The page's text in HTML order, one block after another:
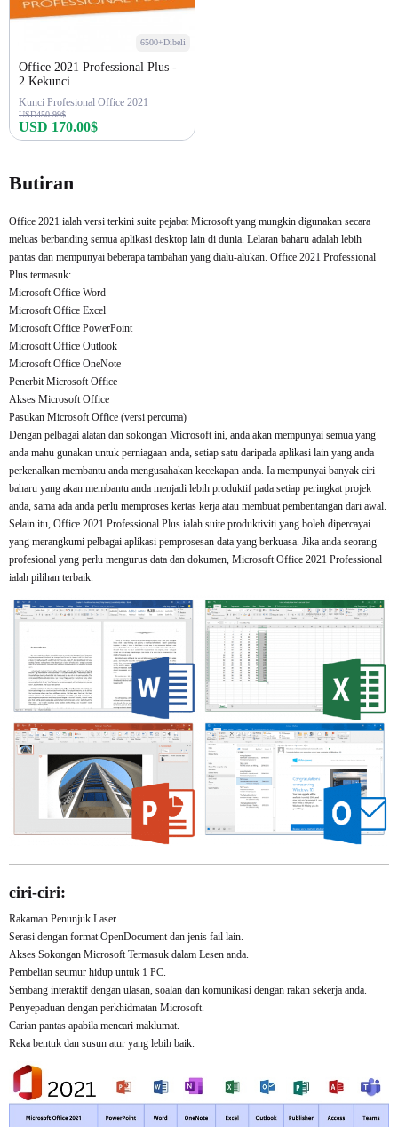
6500+Dibeli
Office 2021 Professional Plus -
2 Kekunci
Kunci Profesional Office 2021
USD450.99$
USD 170.00$
Butiran
Office 2021 ialah versi terkini suite pejabat Microsoft yang mungkin digunakan secara
meluas berbanding semua aplikasi desktop lain di dunia. Lelaran baharu adalah lebih
pantas dan mempunyai beberapa tambahan yang dialu-alukan. Office 2021 Professional
Plus termasuk:
Microsoft Office Word
Microsoft Office Excel
Microsoft Office PowerPoint
Microsoft Office Outlook
Microsoft Office OneNote
Penerbit Microsoft Office
Akses Microsoft Office
Pasukan Microsoft Office (versi percuma)
Dengan pelbagai alatan dan sokongan Microsoft ini, anda akan mempunyai semua yang
anda mahu gunakan untuk perniagaan anda, setiap satu daripada aplikasi lain yang anda
perkenalkan membantu anda mengusahakan kecekapan anda. Ia mempunyai banyak ciri
baharu yang akan membantu anda menjadi lebih produktif pada setiap peringkat projek
anda, sama ada anda perlu memproses kertas kerja atau membuat pembentangan dari awal.
Selain itu, Office 2021 Professional Plus ialah suite produktiviti yang boleh dipercayai
yang merangkumi pelbagai aplikasi pemprosesan data yang berkuasa. Jika anda seorang
profesional yang perlu mengurus data dan dokumen, Microsoft Office 2021 Professional
ialah pilihan terbaik.
ciri-ciri:
Rakaman Penunjuk Laser.
Serasi dengan format OpenDocument dan jenis fail lain.
Akses Sokongan Microsoft Termasuk dalam Lesen anda.
Pembelian seumur hidup untuk 1 PC.
Sembang interaktif dengan ulasan, soalan dan komunikasi dengan rakan sekerja anda.
Penyepaduan dengan perkhidmatan Microsoft.
Carian pantas apabila mencari maklumat.
Reka bentuk dan susun atur yang lebih baik.